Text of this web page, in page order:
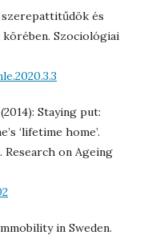
szerepattitűdök és
Szociológiai
Staying put:
‘lifetime home’.
on Ageing
in Sweden.